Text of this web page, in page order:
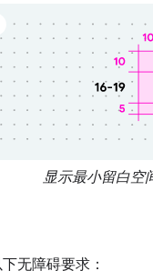
显示最小留白空
无障碍要求：